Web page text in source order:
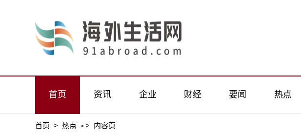
首页 资讯 企业 财经 要闻 热点
首页 > 热点 > > 内容页